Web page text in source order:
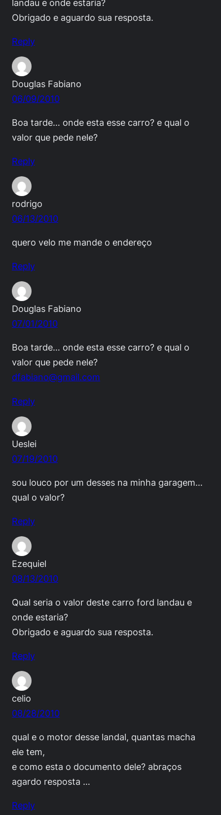
landau e onde estaria?
Obrigado e aguardo sua resposta.
Reply
Douglas Fabiano
06/09/2010
Boa tarde… onde esta esse carro? e qual o
valor que pede nele?
Reply
rodrigo
06/13/2010
quero velo me mande o endereço
Reply
Douglas Fabiano
07/01/2010
Boa tarde… onde esta esse carro? e qual o
valor que pede nele?
dfabiano@gmail.com
Reply
Ueslei
07/19/2010
sou louco por um desses na minha garagem…
qual o valor?
Reply
Ezequiel
08/13/2010
Qual seria o valor deste carro ford landau e
onde estaria?
Obrigado e aguardo sua resposta.
Reply
celio
08/28/2010
qual e o motor desse landal, quantas macha
ele tem,
e como esta o documento dele? abraços
agardo resposta …
Reply